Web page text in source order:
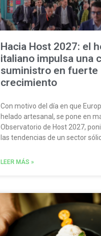
Hacia Host 2027: el
italiano impulsa una
suministro en fuerte
crecimiento
Con motivo del día en que
helado artesanal, se pone en
Observatorio de Host 2027,
las tendencias de un sector
LEER MÁS »